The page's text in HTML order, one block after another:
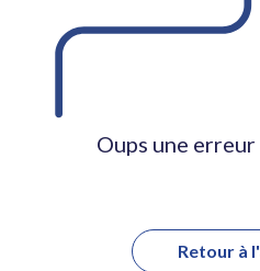
Oups une
Retour à